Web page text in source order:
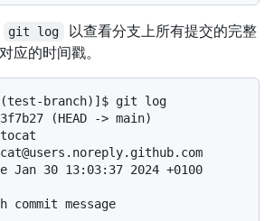
git log
以查看分支上所有提交的完整
应的时间戳。
branch)]$ git log
(HEAD -> main)
Jan 30 13:03:37 2024 +0100